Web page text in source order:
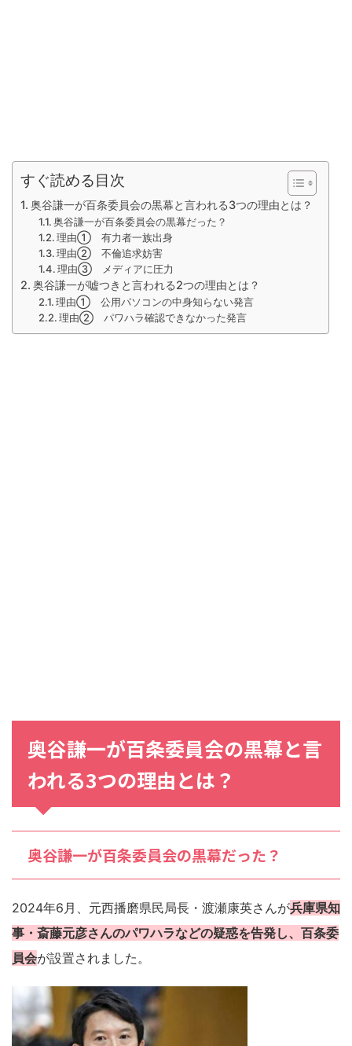
すぐ読める目次
奥谷謙一が百条委員会の黒幕と言われる3つの理由とは？
奥谷謙一が百条委員会の黒幕だった？
理由① 有力者一族出身
理由② 不倫追求妨害
理由③ メディアに圧力
奥谷謙一が嘘つきと言われる2つの理由とは？
理由① 公用パソコンの中身知らない発言
理由② パワハラ確認できなかった発言
奥谷謙一が百条委員会の黒幕と言
われる3つの理由とは？
奥谷謙一が百条委員会の黒幕だった？
2024年6月、元西播磨県民局長・渡瀬康英さんが兵庫県知
事・斎藤元彦さんのパワハラなどの疑惑を告発し、百条委
員会が設置されました。